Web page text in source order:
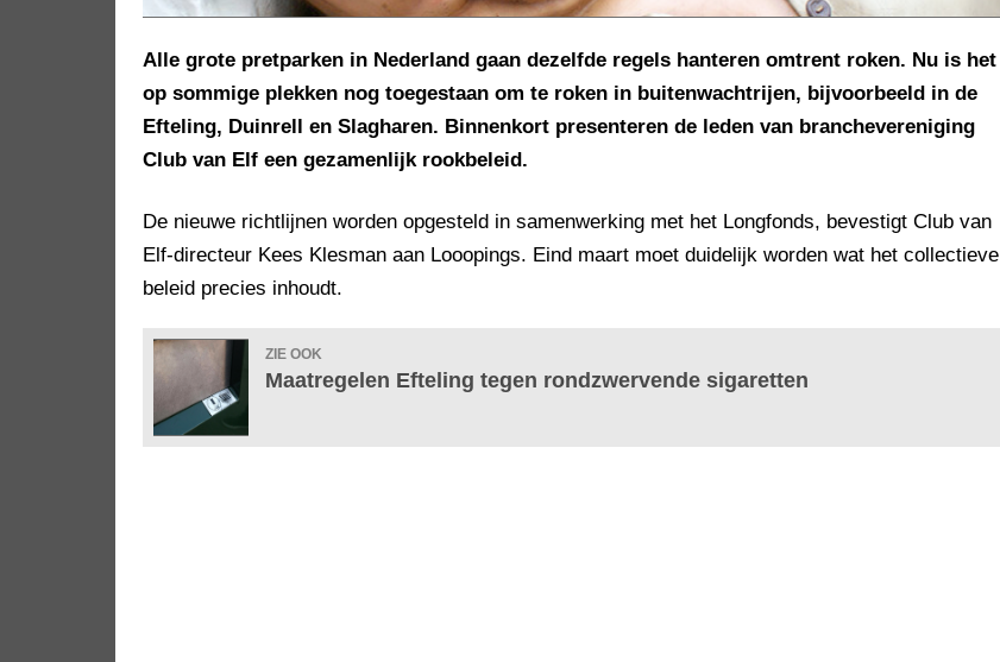
Alle grote pretparken in Nederland gaan dezelfde regels hanteren omtrent roken. Nu is het
op sommige plekken nog toegestaan om te roken in buitenwachtrijen, bijvoorbeeld in de
Efteling, Duinrell en Slagharen. Binnenkort presenteren de leden van branchevereniging
Club van Elf een gezamenlijk rookbeleid.
De nieuwe richtlijnen worden opgesteld in samenwerking met het Longfonds, bevestigt Club van
Elf-directeur Kees Klesman aan Looopings. Eind maart moet duidelijk worden wat het collectieve
beleid precies inhoudt.
ZIE OOK
Maatregelen Efteling tegen rondzwervende sigaretten